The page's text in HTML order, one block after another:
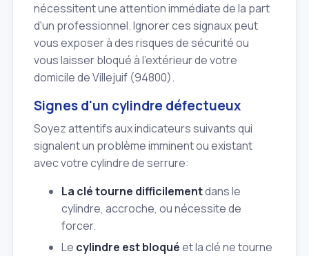
nécessitent une attention immédiate de la part
d'un professionnel. Ignorer ces signaux peut
vous exposer à des risques de sécurité ou
vous laisser bloqué à l'extérieur de votre
domicile de Villejuif (94800).
Signes d'un cylindre défectueux
Soyez attentifs aux indicateurs suivants qui
signalent un problème imminent ou existant
avec votre cylindre de serrure:
La clé tourne difficilementdans le
cylindre, accroche, ou nécessite de
forcer.
Le cylindre est bloquéet la clé ne tourne